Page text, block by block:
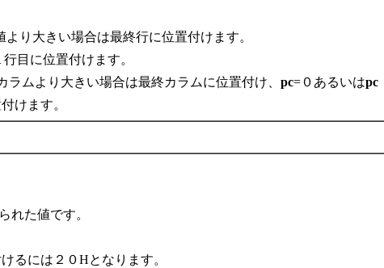
り大きい場合は最終行に位置付けます。
目に位置付けます。
ムより大きい場合は最終カラムに位置付け、 pc=０あるいはpc
けます。
れた値です。
るには２０Hとなります。